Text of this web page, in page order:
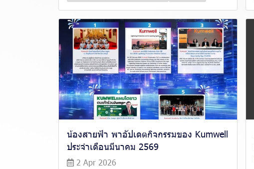
น้องสายฟ้า พาอัปเดตกิจกรรมของ Kumwell
ประจำเดือนมีนาคม 2569
2 Apr 2026